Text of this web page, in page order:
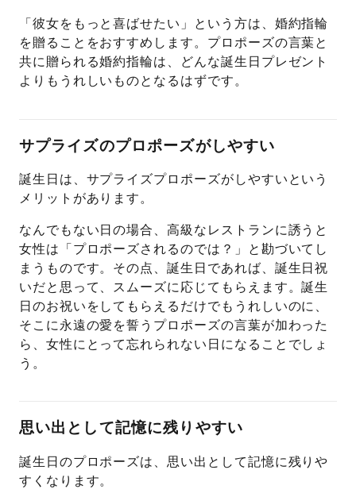
「彼女をもっと喜ばせたい」という方は、婚約指輪
を贈ることをおすすめします。プロポーズの言葉と
共に贈られる婚約指輪は、どんな誕生日プレゼント
よりもうれしいものとなるはずです。
サプライズのプロポーズがしやすい
誕生日は、サプライズプロポーズがしやすいという
メリットがあります。
なんでもない日の場合、高級なレストランに誘うと
女性は「プロポーズされるのでは？」と勘づいてし
まうものです。その点、誕生日であれば、誕生日祝
いだと思って、スムーズに応じてもらえます。誕生
日のお祝いをしてもらえるだけでもうれしいのに、
そこに永遠の愛を誓うプロポーズの言葉が加わった
ら、女性にとって忘れられない日になることでしょ
う。
思い出として記憶に残りやすい
誕生日のプロポーズは、思い出として記憶に残りや
すくなります。